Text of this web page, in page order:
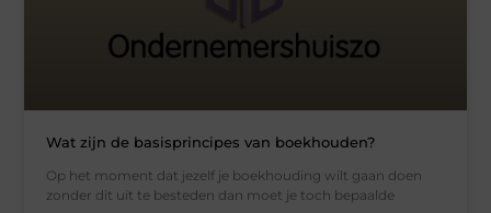
Wat zijn de basisprincipes van boekhouden?
Op het moment dat jezelf je boekhouding wilt gaan doen
zonder dit uit te besteden dan moet je toch bepaalde